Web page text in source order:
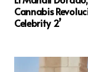
Cannabis
Celebrity 2’